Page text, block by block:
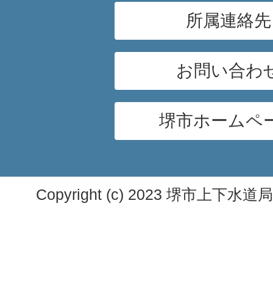
所属連絡先
お問い合わ
堺市ホームペ
Copyright (c) 2023 堺市上下水道